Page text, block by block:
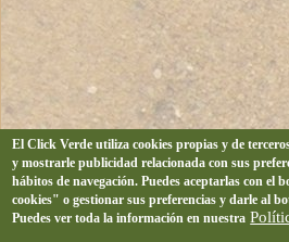
El Click Verde utiliza cookies propias y de
y mostrarle publicidad relacionada con sus
hábitos de navegación. Puedes aceptarlas con el
cookies" o gestionar sus preferencias y darle al
Puedes ver toda la información en nuestra